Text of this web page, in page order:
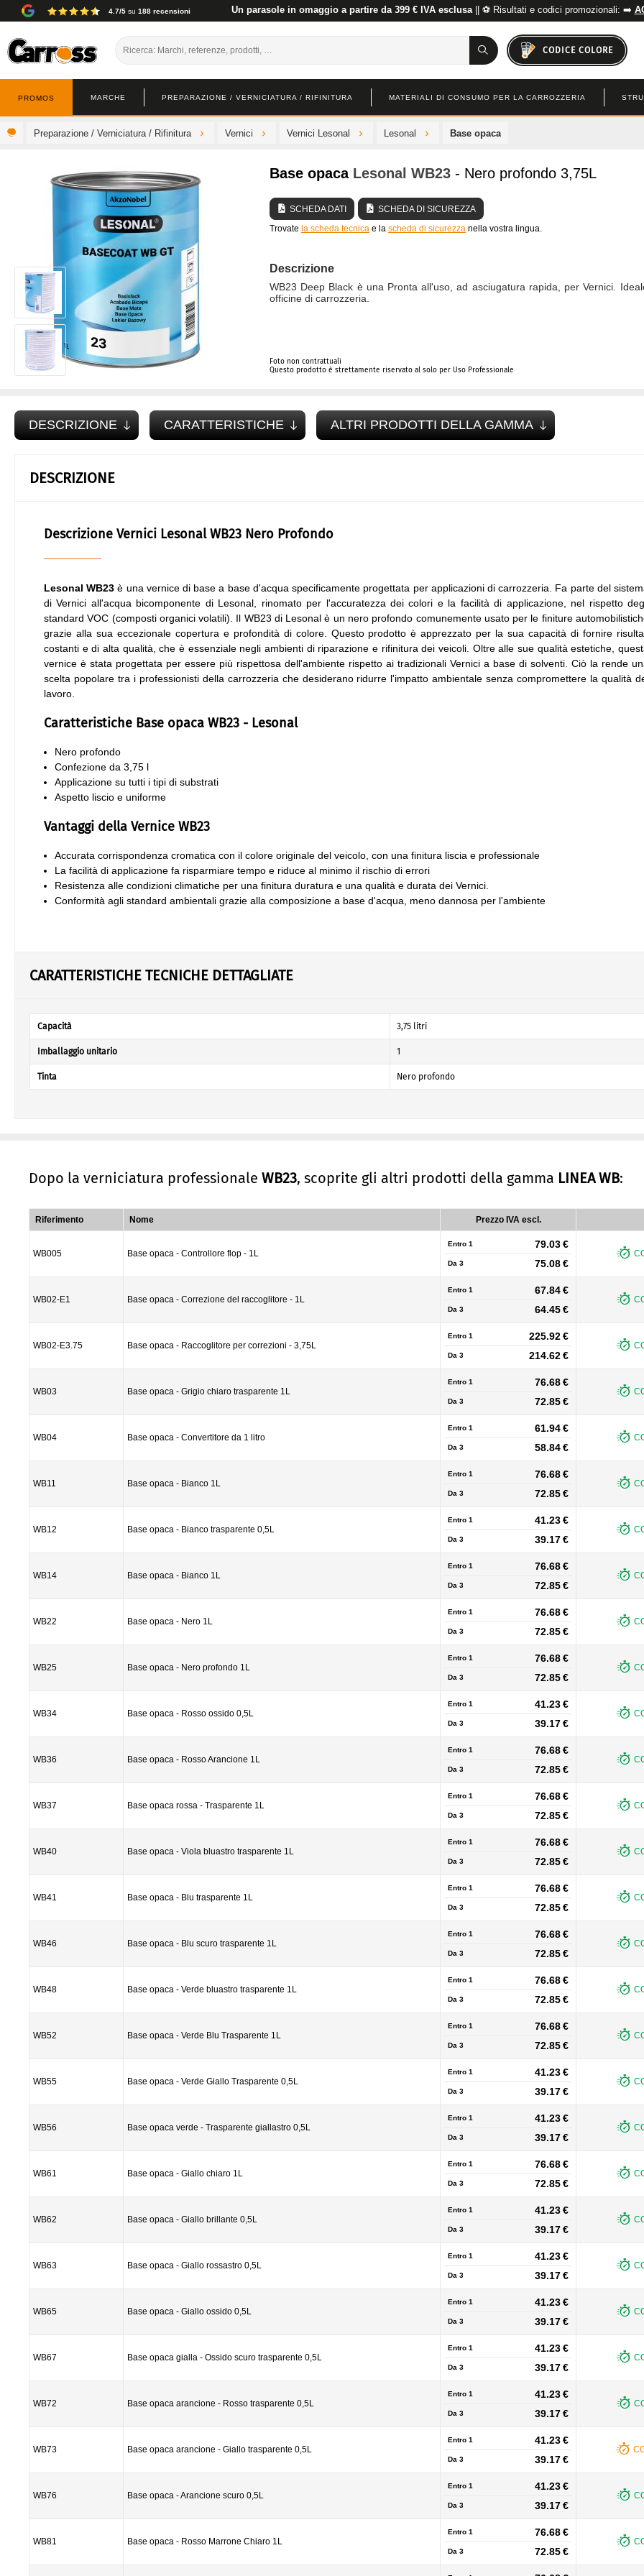
4.7/5 su 188 recensioni Un parasole in omaggio a partire da 399 € IVA esclusa|| ⚽ Risultati e codici promozionali: ➡️
CODICE COLORE
PREPARAZIONE / VERNICIATURA / RIFINITURA MATERIALI DI CONSUMO PER LA CARROZZERIA
MARCHE
PROMOS
Preparazione / Verniciatura / Rifinitura Vernici Vernici Lesonal Lesonal Base opaca
Base opaca Lesonal WB23 - Nero profondo 3,75L
SCHEDA DATI
SCHEDA DI SICUREZZA
Trovate la scheda tecnica e la scheda di sicurezza nella vostra lingua.
Descrizione
WB23 Deep Black è una Pronta all'uso, ad asciugatura rapida, per Vernici.
officine di carrozzeria.
Foto non contrattuali
Questo prodotto è strettamente riservato al solo per Uso Professionale
DESCRIZIONE CARATTERISTICHE ALTRI PRODOTTI DELLA GAMMA
DESCRIZIONE
Descrizione Vernici Lesonal WB23 Nero Profondo
Lesonal WB23 è una vernice di base a base d'acqua specificamente progettata per applicazioni di carrozzeria. Fa parte del
di Vernici all'acqua bicomponente di Lesonal, rinomato per l'accuratezza dei colori e la facilità di applicazione, nel rispetto
standard VOC (composti organici volatili). Il WB23 di Lesonal è un nero profondo comunemente usato per le finiture
grazie alla sua eccezionale copertura e profondità di colore. Questo prodotto è apprezzato per la sua capacità di fornire
costanti e di alta qualità, che è essenziale negli ambienti di riparazione e rifinitura dei veicoli. Oltre alle sue qualità estetiche,
vernice è stata progettata per essere più rispettosa dell'ambiente rispetto ai tradizionali Vernici a base di solventi. Ciò la rende
scelta popolare tra i professionisti della carrozzeria che desiderano ridurre l'impatto ambientale senza compromettere la qualità
lavoro.
Caratteristiche Base opaca WB23 - Lesonal
Nero profondo
Confezione da 3,75 l
Applicazione su tutti i tipi di substrati
Aspetto liscio e uniforme
Vantaggi della Vernice WB23
Accurata corrispondenza cromatica con il colore originale del veicolo, con una finitura liscia e professionale
La facilità di applicazione fa risparmiare tempo e riduce al minimo il rischio di errori
Resistenza alle condizioni climatiche per una finitura duratura e una qualità e durata dei Vernici.
Conformità agli standard ambientali grazie alla composizione a base d'acqua, meno dannosa per l'ambiente
CARATTERISTICHE TECNICHE DETTAGLIATE
Capacità 3,75 litri
Imballaggio unitario 1
Tinta Nero profondo
Dopo la verniciatura professionale WB23, scoprite gli altri prodotti della gamma LINEA WB:
Riferimento Nome Prezzo IVA escl.
WB005 Base opaca - Controllore flop - 1L
Entro 1 79.03 €
Da 3 75.08 €
WB02-E1 Base opaca - Correzione del raccoglitore - 1L
Entro 1 67.84 €
Da 3 64.45 €
WB02-E3.75 Base opaca - Raccoglitore per correzioni - 3,75L
Entro 1 225.92 €
Da 3 214.62 €
WB03 Base opaca - Grigio chiaro trasparente 1L
Entro 1 76.68 €
Da 3 72.85 €
WB04 Base opaca - Convertitore da 1 litro
Entro 1 61.94 €
Da 3 58.84 €
WB11 Base opaca - Bianco 1L
Entro 1 76.68 €
Da 3 72.85 €
WB12 Base opaca - Bianco trasparente 0,5L
Entro 1 41.23 €
Da 3 39.17 €
WB14 Base opaca - Bianco 1L
Entro 1 76.68 €
Da 3 72.85 €
WB22 Base opaca - Nero 1L
Entro 1 76.68 €
Da 3 72.85 €
WB25 Base opaca - Nero profondo 1L
Entro 1 76.68 €
Da 3 72.85 €
WB34 Base opaca - Rosso ossido 0,5L
Entro 1 41.23 €
Da 3 39.17 €
WB36 Base opaca - Rosso Arancione 1L
Entro 1 76.68 €
Da 3 72.85 €
WB37 Base opaca rossa - Trasparente 1L
Entro 1 76.68 €
Da 3 72.85 €
WB40 Base opaca - Viola bluastro trasparente 1L
Entro 1 76.68 €
Da 3 72.85 €
WB41 Base opaca - Blu trasparente 1L
Entro 1 76.68 €
Da 3 72.85 €
WB46 Base opaca - Blu scuro trasparente 1L
Entro 1 76.68 €
Da 3 72.85 €
WB48 Base opaca - Verde bluastro trasparente 1L
Entro 1 76.68 €
Da 3 72.85 €
WB52 Base opaca - Verde Blu Trasparente 1L
Entro 1 76.68 €
Da 3 72.85 €
WB55 Base opaca - Verde Giallo Trasparente 0,5L
Entro 1 41.23 €
Da 3 39.17 €
WB56 Base opaca verde - Trasparente giallastro 0,5L
Entro 1 41.23 €
Da 3 39.17 €
WB61 Base opaca - Giallo chiaro 1L
Entro 1 76.68 €
Da 3 72.85 €
WB62 Base opaca - Giallo brillante 0,5L
Entro 1 41.23 €
Da 3 39.17 €
WB63 Base opaca - Giallo rossastro 0,5L
Entro 1 41.23 €
Da 3 39.17 €
WB65 Base opaca - Giallo ossido 0,5L
Entro 1 41.23 €
Da 3 39.17 €
WB67 Base opaca gialla - Ossido scuro trasparente 0,5L
Entro 1 41.23 €
Da 3 39.17 €
WB72 Base opaca arancione - Rosso trasparente 0,5L
Entro 1 41.23 €
Da 3 39.17 €
WB73 Base opaca arancione - Giallo trasparente 0,5L
Entro 1 41.23 €
Da 3 39.17 €
WB76 Base opaca - Arancione scuro 0,5L
Entro 1 41.23 €
Da 3 39.17 €
WB81 Base opaca - Rosso Marrone Chiaro 1L
Entro 1 76.68 €
Da 3 72.85 €